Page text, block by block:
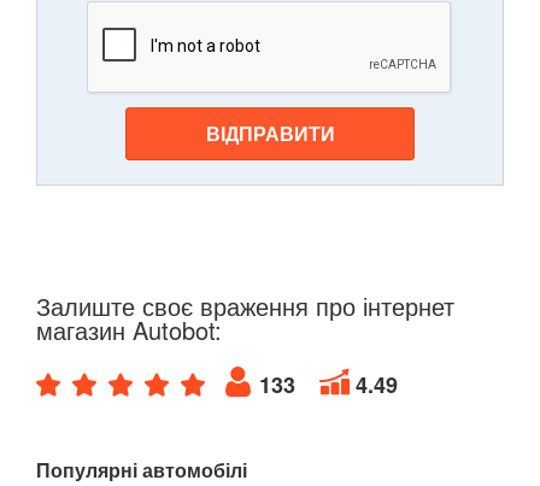
ВІДПРАВИТИ
Залиште своє враження про інтернет
магазин Autobot:
133 4.49
Популярні автомобілі